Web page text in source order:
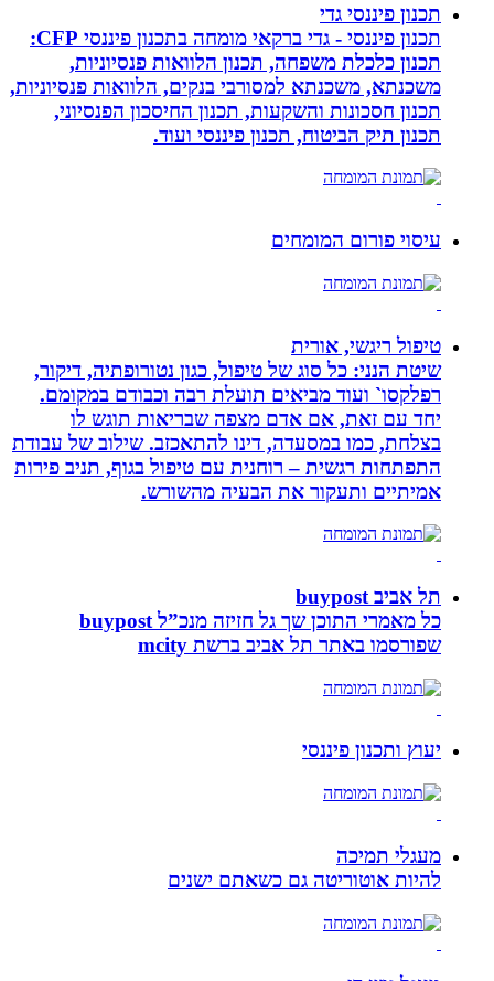
תכנון פיננסי גדי
תכנון פיננסי - גדי ברקאי מומחה בתכנון פיננסי CFP:
תכנון כלכלת משפחה, תכנון הלוואות פנסיוניות,
משכנתא, משכנתא למסורבי בנקים, הלוואות פנסיוניות,
תכנון חסכונות והשקעות, תכנון החיסכון הפנסיוני,
תכנון תיק הביטוח, תכנון פיננסי ועוד.
עיסוי פורום המומחים
טיפול ריגשי, אורית
שיטת הנני: כל סוג של טיפול, כגון נטורופתיה, דיקור,
רפלקסו` ועוד מביאים תועלת רבה וכבודם במקומם.
יחד עם זאת, אם אדם מצפה שבריאות תוגש לו
בצלחת, כמו במסעדה, דינו להתאכזב. שילוב של עבודת
התפתחות רגשית – רוחנית עם טיפול בגוף, תניב פירות
אמיתיים ותעקור את הבעיה מהשורש.
תל אביב buypost
כל מאמרי התוכן שך גל חזיזה מנכ”ל buypost
שפורסמו באתר תל אביב ברשת mcity
יעוץ ותכנון פיננסי
מעגלי תמיכה
להיות אוטוריטה גם כשאתם ישנים